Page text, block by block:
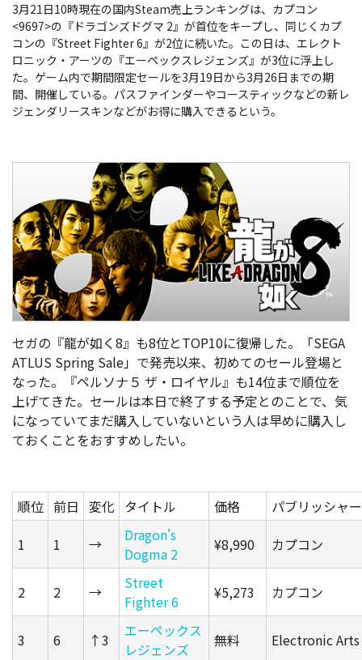
3月21日10時現在の国内Steam売上ランキングは、カプコン
<9697>の『ドラゴンズドグマ 2』が首位をキープし、同じくカプ
コンの『Street Fighter 6』が2位に続いた。この日は、エレクト
ロニック・アーツの『エーペックスレジェンズ』が3位に浮上し
た。ゲーム内で期間限定セールを3月19日から3月26日までの期
間、開催している。パスファインダーやコースティックなどの新レ
ジェンダリースキンなどがお得に購入できるという。
セガの『龍が如く8』も8位とTOP10に復帰した。
「SEGA
ATLUS Spring Sale」で発売以来、初めてのセール登場と
なった。
『ペルソナ５ ザ・ロイヤル』も14位まで順位を
上げてきた。セールは本日で終了する予定とのことで、気
になっていてまだ購入していないという人は早めに購入し
ておくことをおすすめしたい。
順位 前日 変化 タイトル 価格
パブリッシャー
1
1 →
Dragon's
Dogma 2
¥8,990 カプコン
2 2 →
Street
Fighter 6
¥5,273 カプコン
3 6 ↑3
エーペックス
レジェンズ
無料 Electronic Arts